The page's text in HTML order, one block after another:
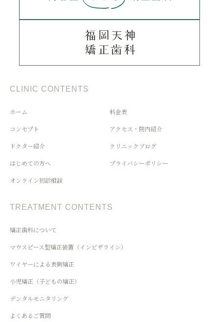
CLINIC CONTENTS
ホーム
コンセプト
ドクター紹介
はじめての方へ
オンライン初診相談
料金表
アクセス・院内紹介
クリニックブログ
プライバシーポリシー
TREATMENT CONTENTS
矯正歯科について
マウスピース型矯正装置（インビザライン）
ワイヤーによる表側矯正
小児矯正（子どもの矯正）
デンタルモニタリング
よくあるご質問